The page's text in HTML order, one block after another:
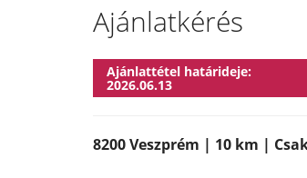
Ajánlatkérés
Ajánlattétel határideje:
2026.06.13
8200 Veszprém | 10 km |